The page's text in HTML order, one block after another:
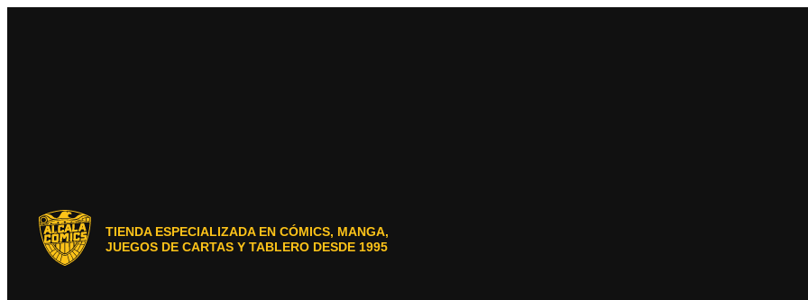
TIENDA ESPECIALIZADA EN CÓMICS, MANGA,
JUEGOS DE CARTAS Y TABLERO DESDE 1995